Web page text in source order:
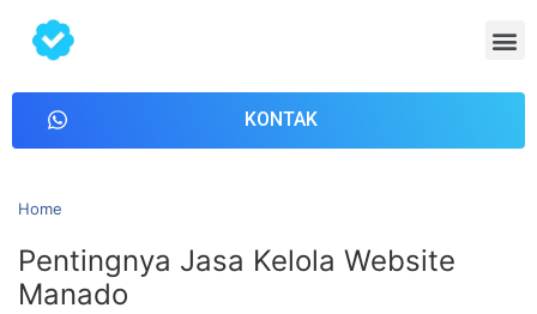
KONTAK
Home
Pentingnya Jasa Kelola Website
Manado